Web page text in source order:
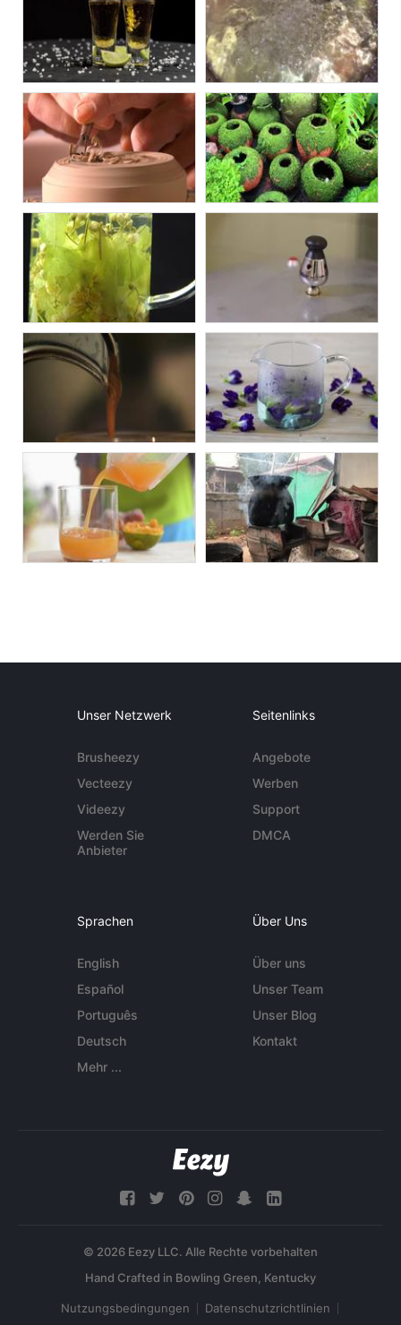
Unser Netzwerk
Brusheezy
Vecteezy
Videezy
Werden Sie
Anbieter
Seitenlinks
Angebote
Werben
Support
DMCA
Sprachen
English
Español
Português
Deutsch
Mehr ...
Über Uns
Über uns
Unser Team
Unser Blog
Kontakt
© 2026 Eezy LLC. Alle Rechte vorbehalten
Nutzungsbedingungen Datenschutzrichtlinien